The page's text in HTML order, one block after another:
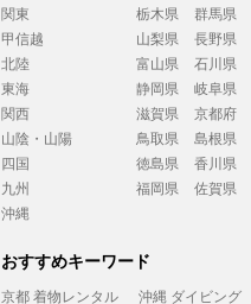
関東
栃木県 群馬県
甲信越
山梨県 長野県
北陸
富山県 石川県
東海
静岡県 岐阜県
関西
滋賀県 京都府
山陰・山陽
鳥取県 島根県
四国
徳島県 香川県
九州
福岡県 佐賀県
沖縄
おすすめキーワード
京都 着物レンタル 沖縄 ダイビング